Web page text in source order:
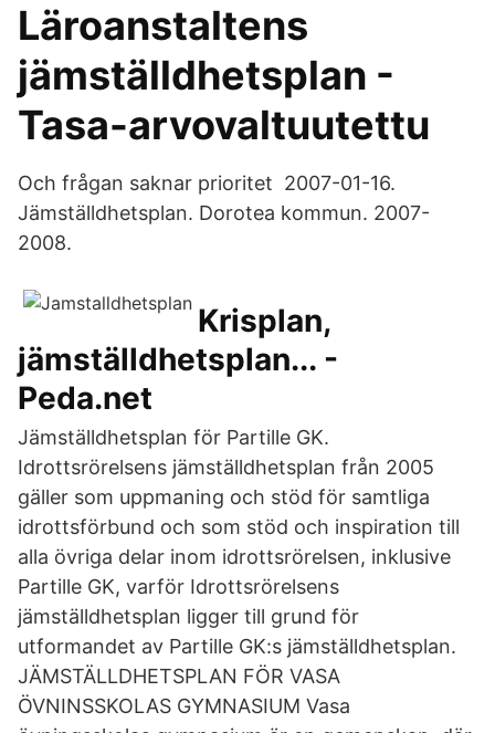
Läroanstaltens
jämställdhetsplan -
Tasa-arvovaltuutettu
Och frågan saknar prioritet 2007-01-16.
Jämställdhetsplan. Dorotea kommun. 2007-
2008.
Krisplan,
jämställdhetsplan... -
Peda.net
Jämställdhetsplan för Partille GK.
Idrottsrörelsens jämställdhetsplan från 2005
gäller som uppmaning och stöd för samtliga
idrottsförbund och som stöd och inspiration till
alla övriga delar inom idrottsrörelsen, inklusive
Partille GK, varför Idrottsrörelsens
jämställdhetsplan ligger till grund för
utformandet av Partille GK:s jämställdhetsplan.
JÄMSTÄLLDHETSPLAN FÖR VASA
ÖVNINSSKOLAS GYMNASIUM Vasa